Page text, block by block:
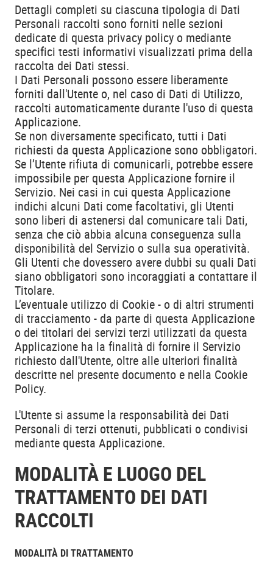
Dettagli completi su ciascuna tipologia di Dati
Personali raccolti sono forniti nelle sezioni
dedicate di questa privacy policy o mediante
specifici testi informativi visualizzati prima della
raccolta dei Dati stessi.
I Dati Personali possono essere liberamente
forniti dall'Utente o, nel caso di Dati di Utilizzo,
raccolti automaticamente durante l'uso di questa
Applicazione.
Se non diversamente specificato, tutti i Dati
richiesti da questa Applicazione sono obbligatori.
Se l’Utente rifiuta di comunicarli, potrebbe essere
impossibile per questa Applicazione fornire il
Servizio. Nei casi in cui questa Applicazione
indichi alcuni Dati come facoltativi, gli Utenti
sono liberi di astenersi dal comunicare tali Dati,
senza che ciò abbia alcuna conseguenza sulla
disponibilità del Servizio o sulla sua operatività.
Gli Utenti che dovessero avere dubbi su quali Dati
siano obbligatori sono incoraggiati a contattare il
Titolare.
L’eventuale utilizzo di Cookie - o di altri strumenti
di tracciamento - da parte di questa Applicazione
o dei titolari dei servizi terzi utilizzati da questa
Applicazione ha la finalità di fornire il Servizio
richiesto dall'Utente, oltre alle ulteriori finalità
descritte nel presente documento e nella Cookie
Policy.
L'Utente si assume la responsabilità dei Dati
Personali di terzi ottenuti, pubblicati o condivisi
mediante questa Applicazione.
MODALITÀ E LUOGO DEL
TRATTAMENTO DEI DATI
RACCOLTI
MODALITÀ DI TRATTAMENTO